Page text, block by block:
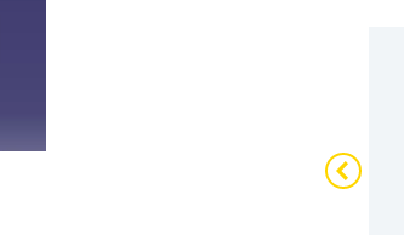
时间 减少产线搭建时的错误和返工 提升